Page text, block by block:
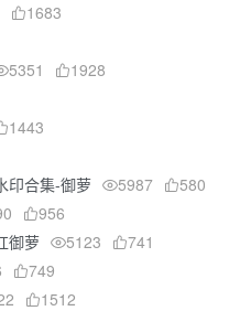
1683
5351
1928
1443
印合集-御萝 5987
580
956
御萝 5123
741
749
1512